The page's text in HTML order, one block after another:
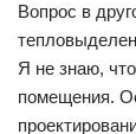
Вопрос в
Я не знаю,
помещения.